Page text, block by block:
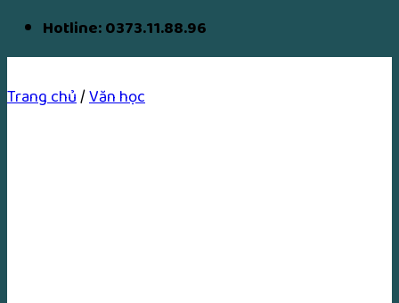
Hotline: 0373.11.88.96
Trang chủ/Văn học